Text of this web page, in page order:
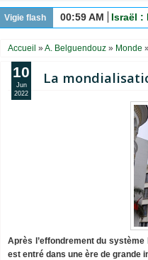
Vigie flash 00:59 AM Israël :
Accueil »A. Belguendouz » Monde
La
Après l’effondrement du système
est entré dans une ère de grande
10
Jun
2022